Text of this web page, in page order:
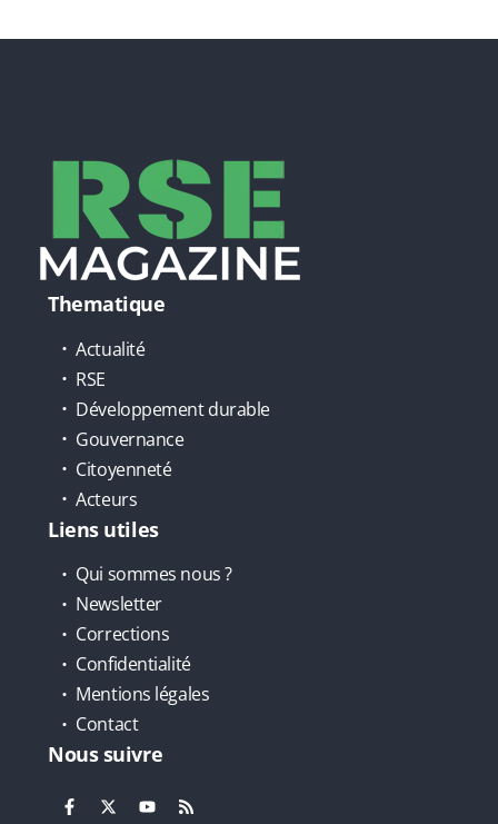
Thematique
Actualité
RSE
Développement durable
Gouvernance
Citoyenneté
Acteurs
Liens utiles
Qui sommes nous ?
Newsletter
Corrections
Confidentialité
Mentions légales
Contact
Nous suivre